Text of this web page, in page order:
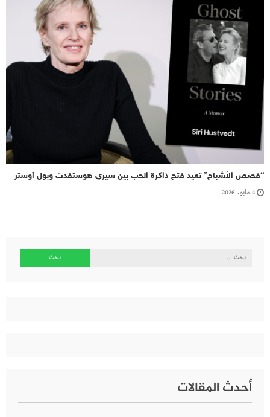
“قصص الأشباح” تعيد فتح ذاكرة الحب بين سيري هوستفدت وبول أوستر
4 مايو، 2026
البحث
أحدث المقالات